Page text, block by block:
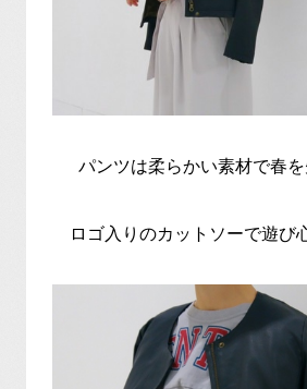
パンツは柔らかい素材で春を
ロゴ入りのカットソーで遊び